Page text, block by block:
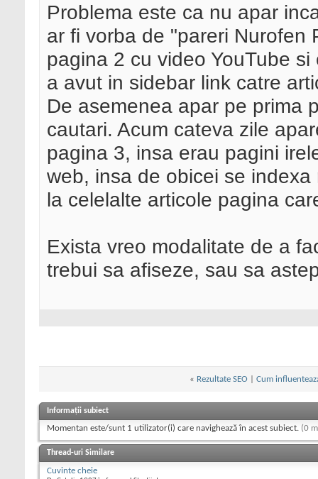
Problema este ca nu apar
ar fi vorba de "pareri Nurofen
pagina 2 cu video YouTube
a avut in sidebar link catre
De asemenea apar pe prima
cautari. Acum cateva zile
pagina 3, insa erau pagini
web, insa de obicei se
la celelalte articole pagina
Exista vreo modalitate de a
trebui sa afiseze, sau sa
« Rezultate SEO Cum
Informații subiect
Momentan este/sunt 1 utilizator(i) care navighează în acest subiect. (0
Thread-uri Similare
Cuvinte cheie